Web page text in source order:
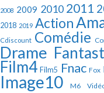
2008 2009 2010 2011
2018 2019 Action
Cdiscount Comédie
Drame
Film4 Film5 Fnac Fox
Image10 M6